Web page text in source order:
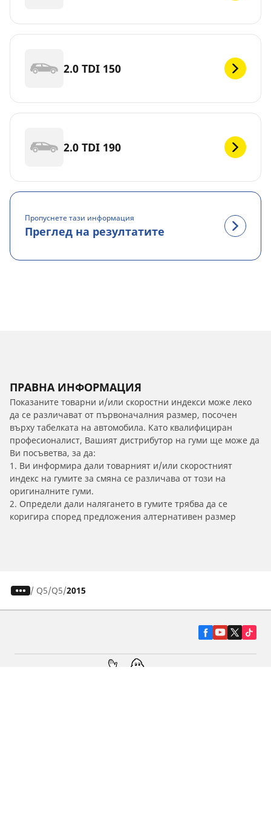
2.0 TDI 150
2.0 TDI 190
Пропуснете тази информация
Преглед на резултатите
ПРАВНА ИНФОРМАЦИЯ
Показаните товарни и/или скоростни индекси може леко
да се различават от първоначалния размер, посочен
върху табелката на автомобила. Като квалифициран
професионалист, Вашият дистрибутор на гуми ще може да
Ви посъветва, за да:
1. Ви информира дали товарният и/или скоростният
индекс на гумите за смяна се различава от този на
оригиналните гуми.
2. Определи дали налягането в гумите трябва да се
коригира според предложения алтернативен размер
/ Q5 Q5 2015